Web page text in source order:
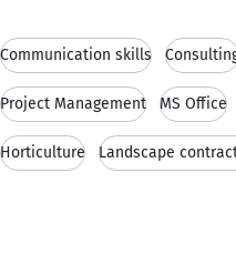
Communication skills
Project Management MS Office
Horticulture Landscape